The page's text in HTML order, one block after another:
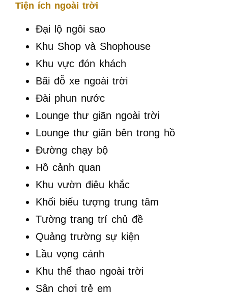
Tiện ích ngoài trời
Đại lộ ngôi sao
Khu Shop và Shophouse
Khu vực đón khách
Bãi đỗ xe ngoài trời
Đài phun nước
Lounge thư giãn ngoài trời
Lounge thư giãn bên trong hồ
Đường chạy bộ
Hồ cảnh quan
Khu vườn điêu khắc
Khối biểu tượng trung tâm
Tường trang trí chủ đề
Quảng trường sự kiện
Lầu vọng cảnh
Khu thể thao ngoài trời
Sân chơi trẻ em